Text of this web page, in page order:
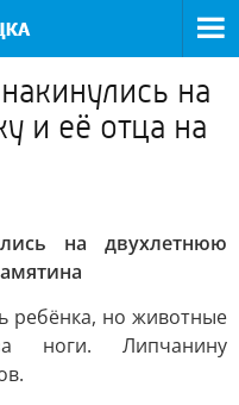
на
и её отца на
на двухлетнюю
ребёнка, но животные
ноги. Липчанину